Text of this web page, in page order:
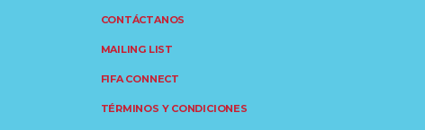
CONTÁCTANOS
MAILING LIST
FIFA CONNECT
TÉRMINOS Y CONDICIONES